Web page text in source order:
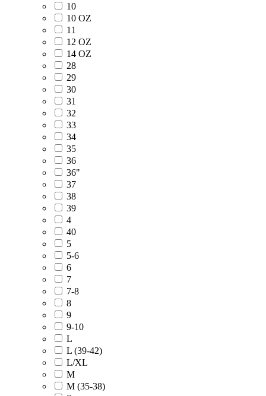
10
10 OZ
11
12 OZ
14 OZ
28
29
30
31
32
33
34
35
36
36"
37
38
39
4
40
5
5-6
6
7
7-8
8
9
9-10
L
L (39-42)
L/XL
M
M (35-38)